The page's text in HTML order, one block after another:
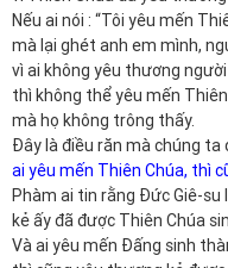
Nếu ai nói : “Tôi yêu mến
mà lại ghét anh em mình,
vì ai không yêu thương
thì không thể yêu mến
mà họ không trông thấy.
Đây là điều răn mà chúng ta
ai yêu mến Thiên Chúa, thì
Phàm ai tin rằng Đức Giê-su
kẻ ấy đã được Thiên Chúa
Và ai yêu mến Đấng sinh